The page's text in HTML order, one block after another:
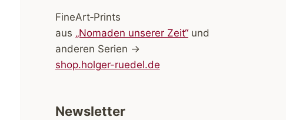
FineArt‑Prints
aus „Nomaden unserer Zeit“und
anderen Serien →
shop.holger-ruedel.de
Newsletter